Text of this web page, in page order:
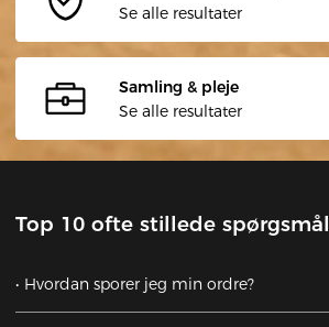
Se alle resultater
Samling & pleje
Se alle resultater
Top 10 ofte stillede spørgsmål
Hvordan sporer jeg min ordre?